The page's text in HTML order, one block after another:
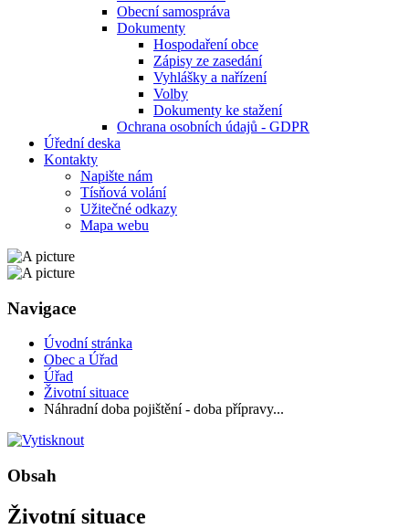
Obecní samospráva
Dokumenty
Hospodaření obce
Zápisy ze zasedání
Vyhlášky a nařízení
Volby
Dokumenty ke stažení
Ochrana osobních údajů - GDPR
Úřední deska
Kontakty
Napište nám
Tísňová volání
Užitečné odkazy
Mapa webu
Navigace
Úvodní stránka
Obec a Úřad
Úřad
Životní situace
Náhradní doba pojištění - doba přípravy...
Obsah
Životní situace